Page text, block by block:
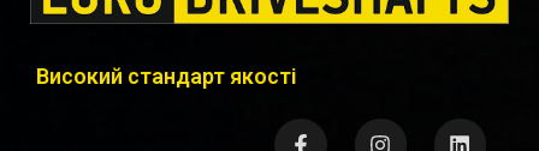
Високий стандарт якості